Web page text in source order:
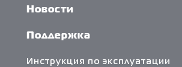
Новости
Поддержка
Инструкция по эксплуатации